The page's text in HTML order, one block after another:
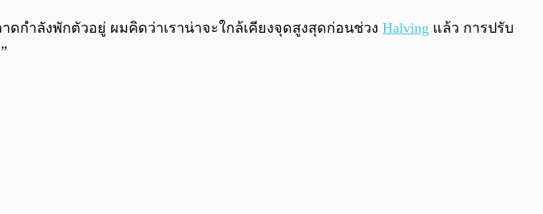
ดกำลังพักตัวอยู่ ผมคิดว่าเราน่าจะใกล้เคียงจุดสูงสุดก่อนช่วง Halving แล้ว การปรับ